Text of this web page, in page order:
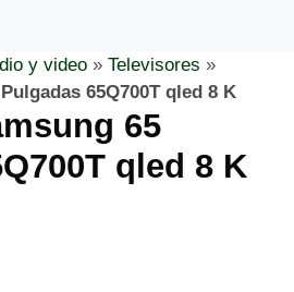
y video » Televisores »
65Q700T qled 8 K
65
qled 8 K